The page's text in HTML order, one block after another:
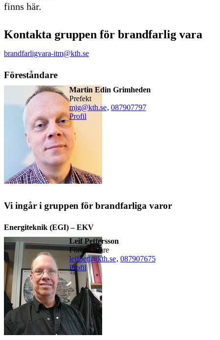
finns här.
Kontakta gruppen för brandfarlig vara
brandfarligvara-itm@kth.se
Föreståndare
Martin Edin Grimheden
prefekt
mjg@kth.se, 087907797
Profil
Vi ingår i gruppen för brandfarliga varor
Energiteknik (EGI) – EKV
Leif Pettersson
Föreståndare
leifpett@kth.se, 087907675
Profil